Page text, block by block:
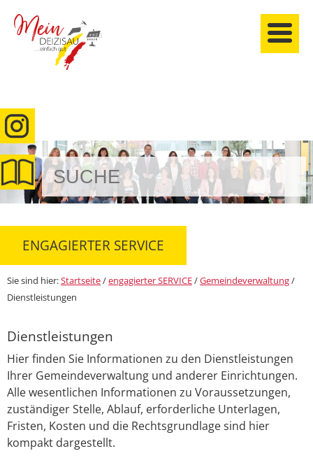
anmelden
ENGAGIERTER SERVICE
Sie sind hier:Startseite/engagierter SERVICE/Gemeindeverwaltung/
Dienstleistungen
Dienstleistungen
Hier finden Sie Informationen zu den Dienstleistungen
Ihrer Gemeindeverwaltung und anderer Einrichtungen.
Alle wesentlichen Informationen zu Voraussetzungen,
zuständiger Stelle, Ablauf, erforderliche Unterlagen,
Fristen, Kosten und die Rechtsgrundlage sind hier
kompakt dargestellt.